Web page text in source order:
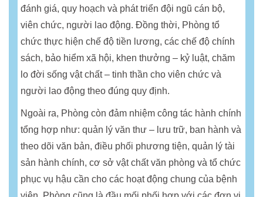
đánh giá, quy hoạch và phát triển đội ngũ cán bộ,
viên chức, người lao động. Đồng thời, Phòng tổ
chức thực hiện chế độ tiền lương, các chế độ chính
sách, bảo hiểm xã hội, khen thưởng – kỷ luật, chăm
lo đời sống vật chất – tinh thần cho viên chức và
người lao động theo đúng quy định.
Ngoài ra, Phòng còn đảm nhiệm công tác hành chính
tổng hợp như: quản lý văn thư – lưu trữ, ban hành và
theo dõi văn bản, điều phối phương tiện, quản lý tài
sản hành chính, cơ sở vật chất văn phòng và tổ chức
phục vụ hậu cần cho các hoạt động chung của bệnh